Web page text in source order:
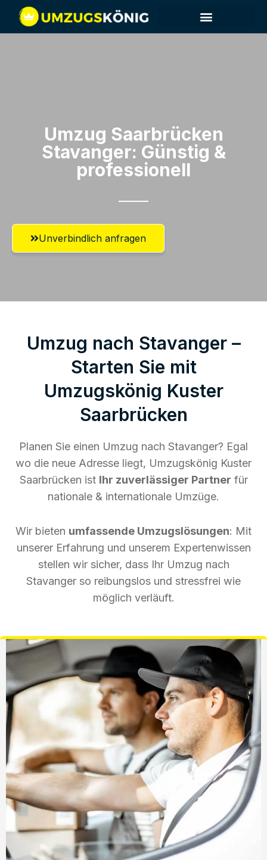
Umzug Saarbrücken​
Stavanger: Günstig &
professionell​
Unverbindlich anfragen
Umzug nach Stavanger –
Starten Sie mit
Umzugskönig Kuster
Saarbrücken
Planen Sie einen Umzug nach Stavanger? Egal
wo die neue Adresse liegt, Umzugskönig Kuster
Saarbrücken ist Ihr zuverlässiger Partner für
nationale & internationale Umzüge.
Wir bieten umfassende Umzugslösungen: Mit
unserer Erfahrung und unserem Expertenwissen
stellen wir sicher, dass Ihr Umzug nach
Stavanger so reibungslos und stressfrei wie
möglich verläuft.